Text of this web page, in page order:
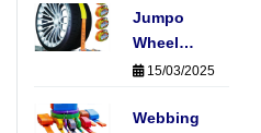
Những
Loại Nào
Phổ Biến?
Jumpo
Wheel
Straps:
Your Car
15/03/2025
Webbing